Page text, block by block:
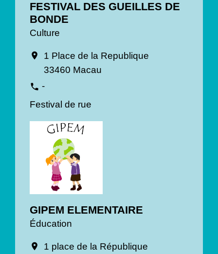
FESTIVAL DES GUEILLES DE
BONDE
Culture
location_on
1 Place de la Republique
33460 Macau
phone -
Festival de rue
GIPEM ELEMENTAIRE
Éducation
location_on
1 place de la République